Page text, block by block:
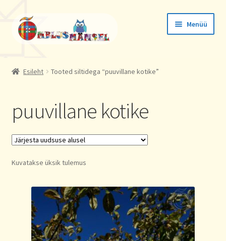
Liigu
navigeerimisele
Liigu
sisu
juurde
Menüü
Aadressid
Esileht Tooted siltidega “puuvillane kotike”
puuvillane kotike
Kuvatakse üksik tulemus